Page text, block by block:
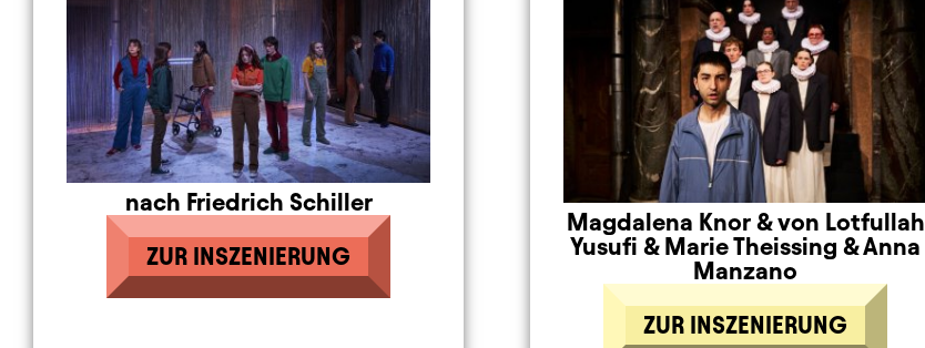
nach Friedrich Schiller
ZUR INSZENIERUNG
Magdalena Knor &von Lotfullah
Yusufi &Marie Theissing &Anna
Manzano
ZUR INSZENIERUNG